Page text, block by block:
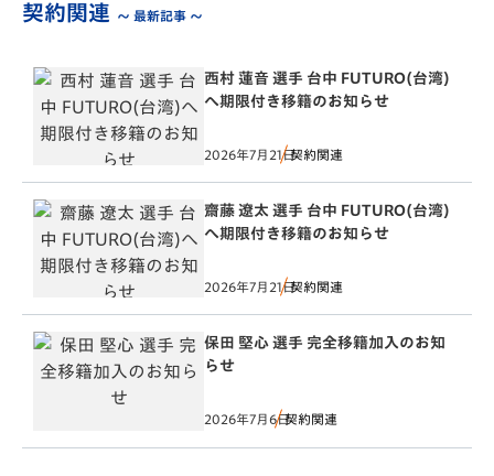
契約関連 ～ 最新記事 ～
西村 蓮音 選手 台中 FUTURO(台湾)
へ期限付き移籍のお知らせ
2026年7月21日契約関連
齋藤 遼太 選手 台中 FUTURO(台湾)
へ期限付き移籍のお知らせ
2026年7月21日契約関連
保田 堅心 選手 完全移籍加入のお知
らせ
2026年7月6日契約関連